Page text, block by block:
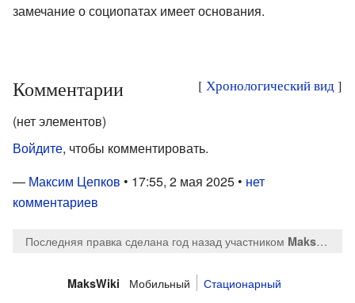
замечание о социопатах имеет основания.
[ Хронологический вид]
Комментарии
(нет элементов)
Войдите, чтобы комментировать.
— Максим Цепков • 17:55, 2 мая 2025 • нет
комментариев
Последняя правка сделана год назадучастником MaksTsepkov
MaksWiki Мобильный
Стационарный